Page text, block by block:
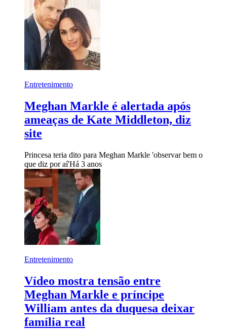
Entretenimento
Meghan Markle é alertada após
ameaças de Kate Middleton, diz
site
Princesa teria dito para Meghan Markle 'observar bem o
que diz por aí'Há 3 anos
Entretenimento
Vídeo mostra tensão entre
Meghan Markle e príncipe
William antes da duquesa deixar
família real